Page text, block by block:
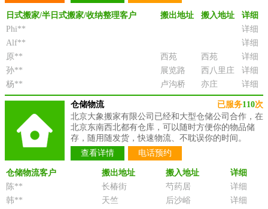
日式搬家/半日式搬家/收纳整理客户 搬出地址 搬入地址
详细
Phi**
详细
Alf**
详细
原**
西苑 西苑
详细
孙**
展览路 西八里庄
详细
杨**
卢沟桥 亦庄 详细
已服务110次
仓储物流
北京大象搬家有限公司已经和大型仓储公司合作，在
北京东南西北都有仓库，可以随时方便你的物品储
存，随用随发货，快速物流、不耽误你的时间。
查看详情
电话预约
仓储物流客户 搬出地址 搬入地址
详细
陈**
长椿街 芍药居
详细
韩**
天竺 后沙峪
详细